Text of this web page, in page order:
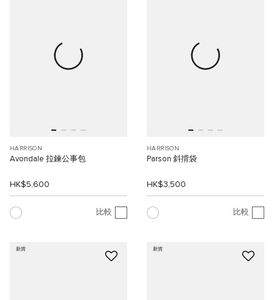
HARRISON
Avondale 拉鍊公事包
HK$5,600
比較
HARRISON
Parson 斜揹袋
HK$3,500
比較
新貨 新貨